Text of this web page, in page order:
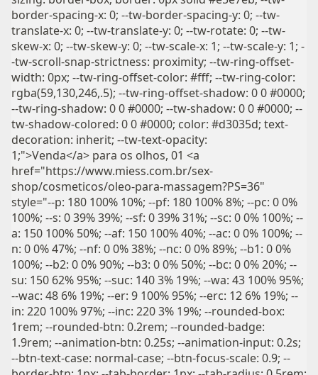
border-spacing-x: 0; --tw-border-spacing-y: 0; --tw-
translate-x: 0; --tw-translate-y: 0; --tw-rotate: 0; --tw-
skew-x: 0; --tw-skew-y: 0; --tw-scale-x: 1; --tw-scale-y: 1; -
-tw-scroll-snap-strictness: proximity; --tw-ring-offset-
width: 0px; --tw-ring-offset-color: #fff; --tw-ring-color:
rgba(59,130,246,.5); --tw-ring-offset-shadow: 0 0 #0000;
--tw-ring-shadow: 0 0 #0000; --tw-shadow: 0 0 #0000; --
tw-shadow-colored: 0 0 #0000; color: #d3035d; text-
decoration: inherit; --tw-text-opacity:
1;">Venda</a> para os olhos, 01 <a
href="https://www.miess.com.br/sex-
shop/cosmeticos/oleo-para-massagem?PS=36"
style="--p: 180 100% 10%; --pf: 180 100% 8%; --pc: 0 0%
100%; --s: 0 39% 39%; --sf: 0 39% 31%; --sc: 0 0% 100%; --
a: 150 100% 50%; --af: 150 100% 40%; --ac: 0 0% 100%; --
n: 0 0% 47%; --nf: 0 0% 38%; --nc: 0 0% 89%; --b1: 0 0%
100%; --b2: 0 0% 90%; --b3: 0 0% 50%; --bc: 0 0% 20%; --
su: 150 62% 95%; --suc: 140 3% 19%; --wa: 43 100% 95%;
--wac: 48 6% 19%; --er: 9 100% 95%; --erc: 12 6% 19%; --
in: 220 100% 97%; --inc: 220 3% 19%; --rounded-box:
1rem; --rounded-btn: 0.2rem; --rounded-badge:
1.9rem; --animation-btn: 0.25s; --animation-input: 0.2s;
--btn-text-case: normal-case; --btn-focus-scale: 0.9; --